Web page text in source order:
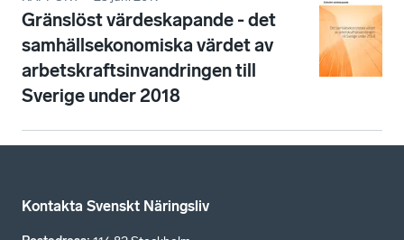
Gränslöst värdeskapande - det
samhällsekonomiska värdet av
arbetskraftsinvandringen till
Sverige under 2018
Kontakta Svenskt Näringsliv